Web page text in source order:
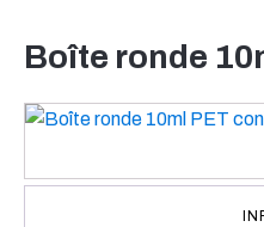
Boîte ronde